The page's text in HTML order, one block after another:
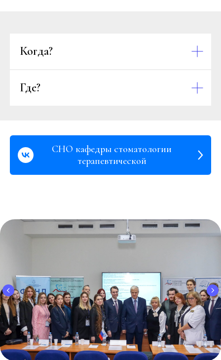
Когда?
Где?
СНО кафедры стоматологии
терапевтической